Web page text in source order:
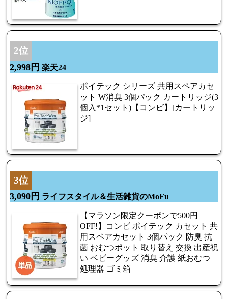
2位
2,998円 楽天24
ポイテック シリーズ 共用スペアカセ
ット W消臭 3個パック カートリッジ(3
個入*1セット)【コンビ】[カートリッ
ジ]
3位
3,090円 ライフスタイル＆生活雑貨のMoFu
【マラソン限定クーポンで500円
OFF!】コンビ ポイテック カセット 共
用スペアカセット 3個パック 防臭 抗
菌 おむつポット 取り替え 交換 出産祝
い ベビーグッズ 消臭 介護 紙おむつ
処理器 ゴミ箱